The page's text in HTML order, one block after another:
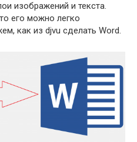
изображений и текста.
его можно легко
как из djvu сделать Word.